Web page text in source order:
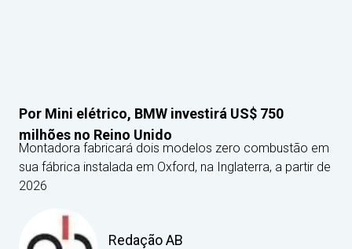
Por Mini elétrico, BMW investirá US$ 750
milhões no Reino Unido
Montadora fabricará dois modelos zero combustão em
sua fábrica instalada em Oxford, na Inglaterra, a partir de
2026
Redação AB